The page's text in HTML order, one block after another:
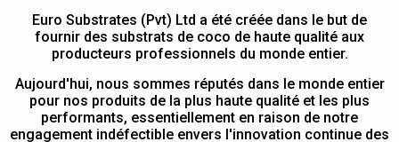
Euro Substrates (Pvt) Ltd a été créée dans le but de
fournir des substrats de coco de haute qualité aux
producteurs professionnels du monde entier.
Aujourd'hui, nous sommes réputés dans le monde entier
pour nos produits de la plus haute qualité et les plus
performants, essentiellement en raison de notre
engagement indéfectible envers l'innovation continue des